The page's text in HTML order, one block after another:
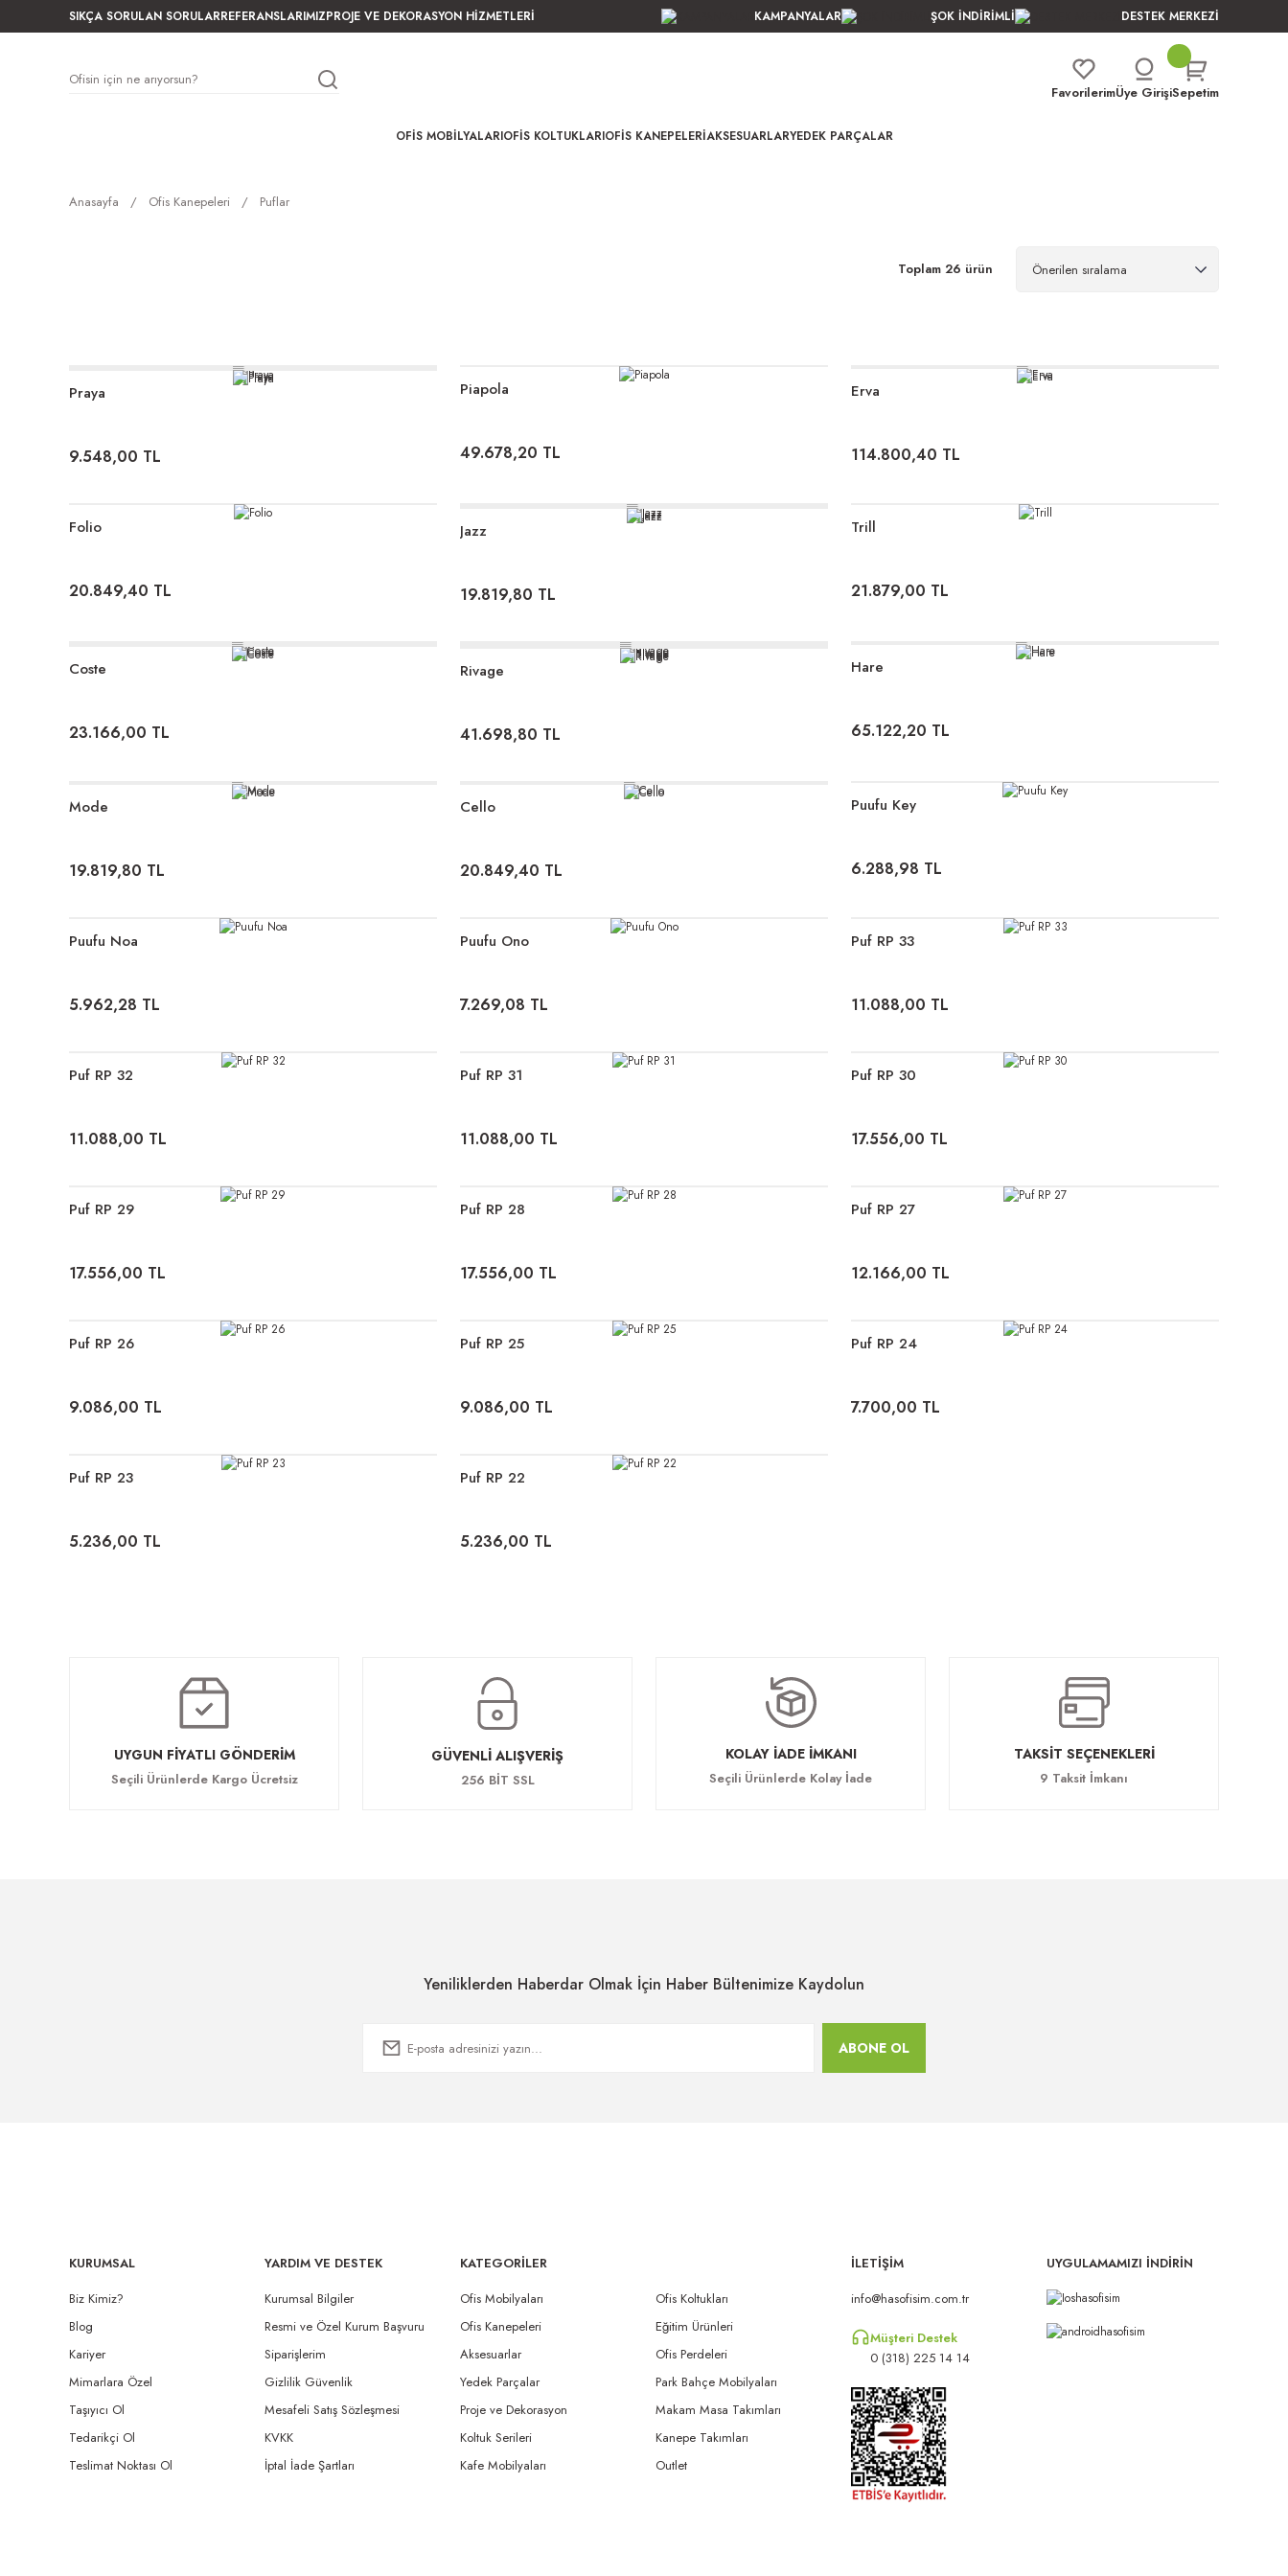
SIKÇA SORULAN SORULARREFERANSLARIMIZPROJE VE DEKORASYON HİZMETLERİ KAMPANYALAR ŞOK İNDİRİMLİ DESTEK MERKEZİ
FavorilerimÜye GirişiSepetim
OFIS MOBILYALARIOFIS KOLTUKLARIOFIS KANEPELERIAKSESUARLARYEDEK PARÇALAR
Anasayfa Ofis Kanepeleri Puflar
Toplam 26 ürün
Praya
9.548,00 TL
Piapola
49.678,20 TL
Erva
114.800,40 TL
Folio
20.849,40 TL
Jazz
19.819,80 TL
Trill
21.879,00 TL
Coste
23.166,00 TL
Rivage
41.698,80 TL
Hare
65.122,20 TL
Mode
19.819,80 TL
Cello
20.849,40 TL
Puufu Key
6.288,98 TL
Puufu Noa
5.962,28 TL
Puufu Ono
7.269,08 TL
Puf RP 33
11.088,00 TL
Puf RP 32
11.088,00 TL
Puf RP 31
11.088,00 TL
Puf RP 30
17.556,00 TL
Puf RP 29
17.556,00 TL
Puf RP 28
17.556,00 TL
Puf RP 27
12.166,00 TL
Puf RP 26
9.086,00 TL
Puf RP 25
9.086,00 TL
Puf RP 24
7.700,00 TL
Puf RP 23
5.236,00 TL
Puf RP 22
5.236,00 TL
UYGUN FİYATLI GÖNDERİM
Seçili Ürünlerde Kargo Ücretsiz
GÜVENLİ ALIŞVERİŞ
256 BİT SSL
KOLAY İADE İMKANI
Seçili Ürünlerde Kolay İade
TAKSİT SEÇENEKLERİ
9 Taksit İmkanı
Yeniliklerden Haberdar Olmak İçin Haber Bültenimize Kaydolun
ABONE OL
KURUMSAL
Biz Kimiz?
Blog
Kariyer
Mimarlara Özel
Taşıyıcı Ol
Tedarikçi Ol
Teslimat Noktası Ol
YARDIM VE DESTEK
Kurumsal Bilgiler
Resmi ve Özel Kurum Başvuru
Siparişlerim
Gizlilik Güvenlik
Mesafeli Satış Sözleşmesi
KVKK
İptal İade Şartları
KATEGORİLER
Ofis Mobilyaları
Ofis Koltukları
Ofis Kanepeleri
Eğitim Ürünleri
Aksesuarlar
Ofis Perdeleri
Yedek Parçalar
Park Bahçe Mobilyaları
Proje ve Dekorasyon
Makam Masa Takımları
Koltuk Serileri
Kanepe Takımları
Kafe Mobilyaları
Outlet
İLETİŞİM
info@hasofisim.com.tr
Müşteri Destek
0 (318) 225 14 14
UYGULAMAMIZI İNDİRİN